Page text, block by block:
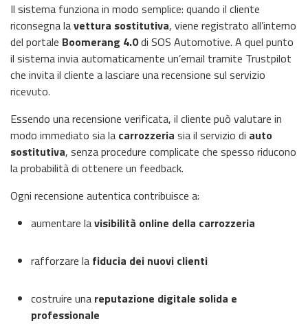
Il sistema funziona in modo semplice: quando il cliente
riconsegna lavettura sostitutiva, viene registrato all’interno
del portale Boomerang 4.0di SOS Automotive. A quel punto
il sistema invia automaticamente un’email tramite Trustpilot
che invita il cliente a lasciare una recensione sul servizio
ricevuto.
Essendo una recensione verificata, il cliente può valutare in
modo immediato sia la carrozzeria sia il servizio di auto
sostitutiva, senza procedure complicate che spesso riducono
la probabilità di ottenere un feedback.
Ogni recensione autentica contribuisce a:
aumentare lavisibilità online della carrozzeria
rafforzare la fiducia dei nuovi clienti
costruire una reputazione digitale solida e
professionale